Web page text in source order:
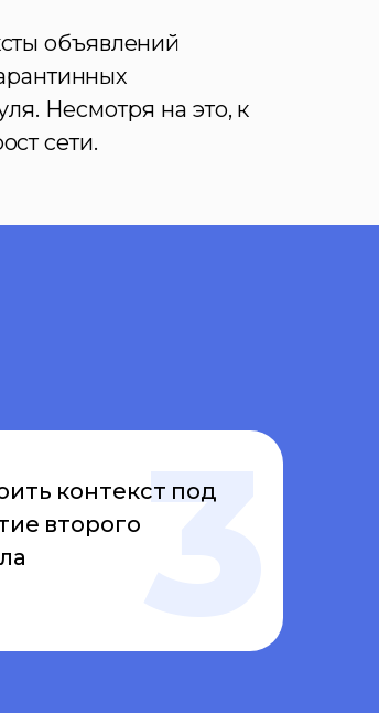
объявлений
Несмотря на это, к
сети.
контекст под
второго